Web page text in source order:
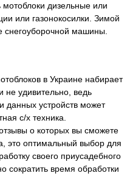
дизельные или
или газонокосилки. Зимой
снегоуборочной машины.
в Украине набирает
не удивительно, ведь
данных устройств может
c/х техника.
о которых вы сможете
это оптимальный выбор для
своего приусадебного
сократить время обработки